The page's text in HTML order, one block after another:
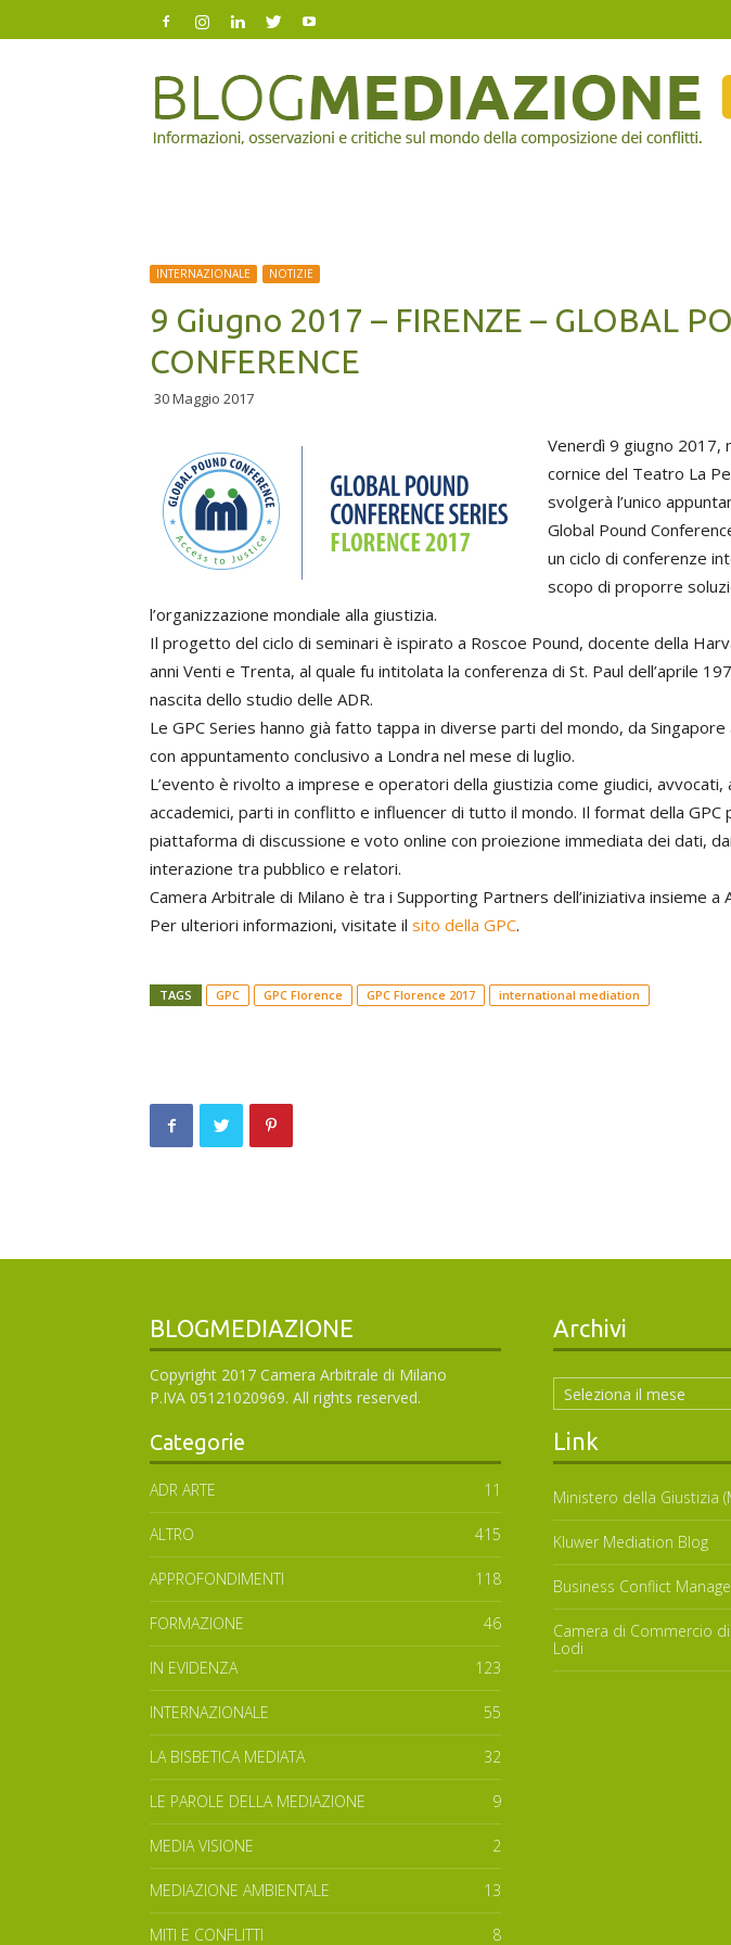
Mediazione
INTERNAZIONALE NOTIZIE
9 Giugno 2017 – FIRENZE – GLOBAL
CONFERENCE
30 Maggio 2017
Venerdì 9 giugno 2017,
cornice del Teatro La
svolgerà l’unico
Global Pound
un ciclo di conferenze
scopo di proporre
l’organizzazione mondiale alla giustizia.
Il progetto del ciclo di seminari è ispirato a Roscoe Pound, docente della
anni Venti e Trenta, al quale fu intitolata la conferenza di St. Paul dell’aprile
nascita dello studio delle ADR.
Le GPC Series hanno già fatto tappa in diverse parti del mondo, da Singapore
con appuntamento conclusivo a Londra nel mese di luglio.
L’evento è rivolto a imprese e operatori della giustizia come giudici,
accademici, parti in conflitto e influencer di tutto il mondo. Il format della GPC
piattaforma di discussione e voto online con proiezione immediata dei dati,
interazione tra pubblico e relatori.
Camera Arbitrale di Milano è tra i Supporting Partners dell’iniziativa insieme a
Per ulteriori informazioni, visitate il sito della GPC.
TAGS GPC GPC Florence GPC Florence 2017 international mediation
BLOGMEDIAZIONE
Copyright 2017 Camera Arbitrale di Milano
P.IVA 05121020969. All rights reserved.
Categorie
ADR ARTE 11
ALTRO 415
APPROFONDIMENTI 118
FORMAZIONE 46
IN EVIDENZA 123
INTERNAZIONALE 55
LA BISBETICA MEDIATA 32
LE PAROLE DELLA MEDIAZIONE 9
MEDIA VISIONE 2
MEDIAZIONE AMBIENTALE 13
MITI E CONFLITTI 8
Archivi
Archivi
Link
Ministero della Giustizia
Kluwer Mediation Blog
Business Conflict
Camera di Commercio
Lodi